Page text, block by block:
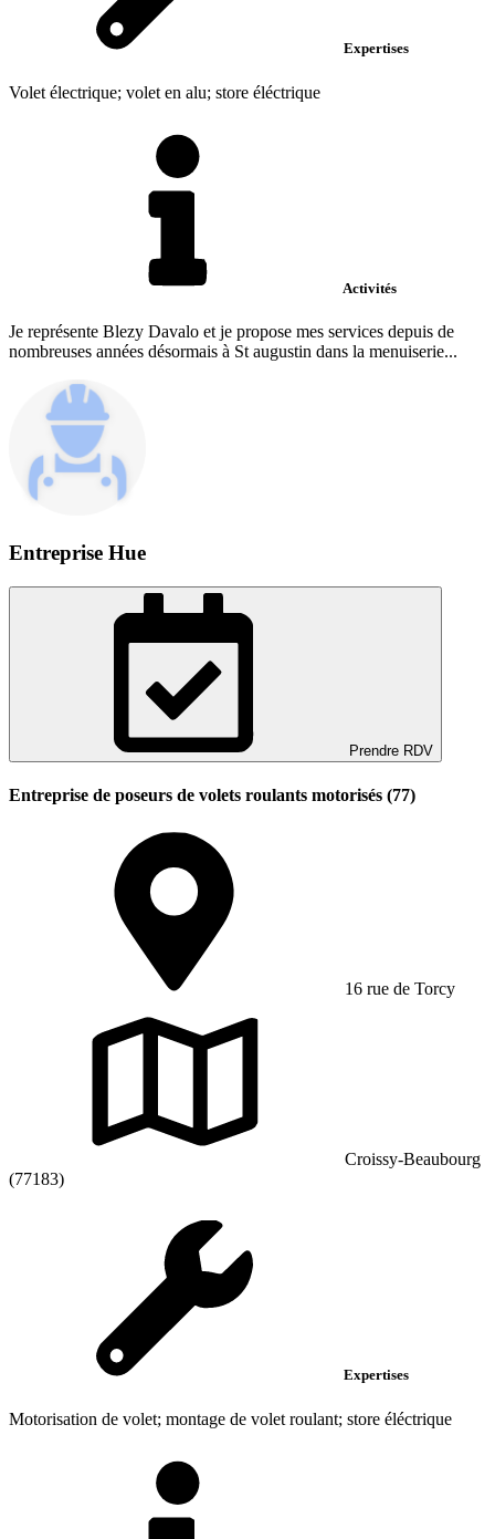
Expertises
Volet électrique; volet en alu; store éléctrique
Activités
Je représente Blezy Davalo et je propose mes services depuis de
nombreuses années désormais à St augustin dans la menuiserie...
Entreprise Hue
Prendre RDV
Entreprise de poseurs de volets roulants motorisés (77)
16 rue de Torcy
Croissy-Beaubourg
(77183)
Expertises
Motorisation de volet; montage de volet roulant; store éléctrique